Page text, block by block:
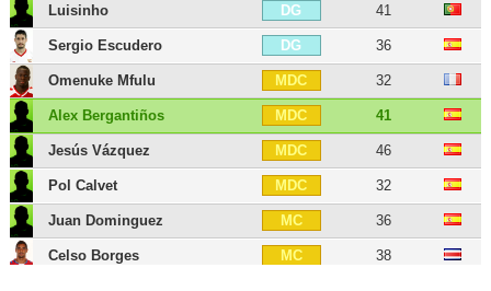
Luisinho DG 41
Sergio Escudero DG 36
Omenuke Mfulu MDC 32
Alex Bergantiños MDC 41
Jesús Vázquez MDC 46
Pol Calvet MDC 32
Juan Dominguez MC 36
Celso Borges MC 38